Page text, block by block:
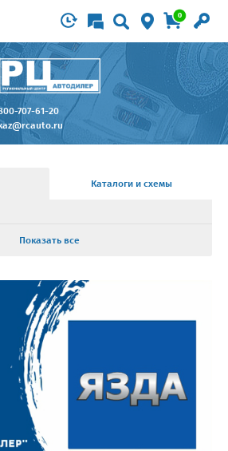
0
707-61-20
Каталоги и схемы
Показать все